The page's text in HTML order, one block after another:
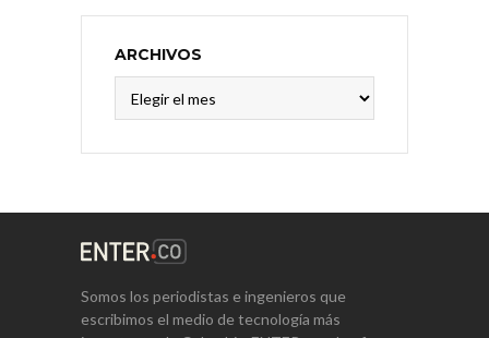
ARCHIVOS
Somos los periodistas e ingenieros que
escribimos el medio de tecnología más